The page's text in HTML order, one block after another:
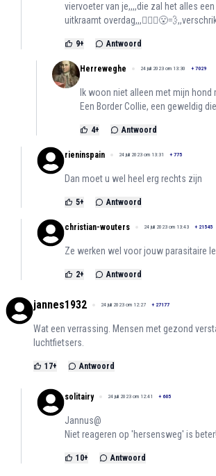
viervoeter van je,,,,die zal het alles
uitkraamt
9+ Antwoord
Herreweghe 24 juli 2023 om 13:30 + 7029
Ik woon niet alleen met mijn hond
Een Border Collie, een geweldig
4+ Antwoord
rieninspain 24 juli 2023 om 13:31 + 775
Dan moet u wel heel erg rechts zijn
5+ Antwoord
christian-wouters 24 juli 2023 om 13:43 + 21545
Ze werken wel voor jouw parasitaire
2+ Antwoord
jannes1932 24 juli 2023 om 12:27 + 27177
Wat een verrassing. Mensen met gezond
luchtfietsers.
17+ Antwoord
solitairy 24 juli 2023 om 12:41 + 605
Jannus@
Niet reageren op 'hersensweg' is beter!
10+ Antwoord